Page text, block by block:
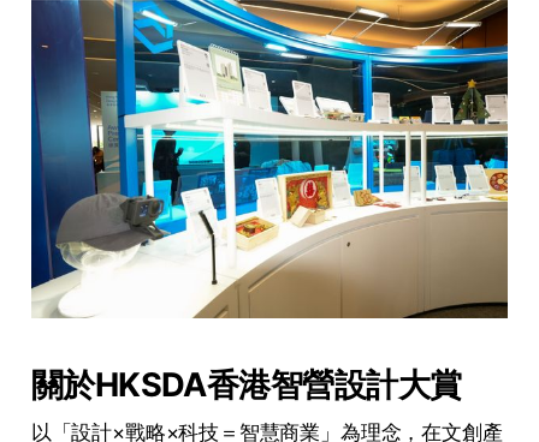
關於HKSDA香港智營設計大賞
以「設計×戰略×科技＝智慧商業」為理念，在文創產